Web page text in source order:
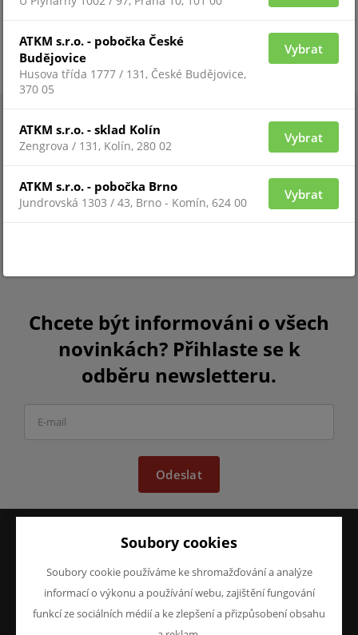
Chcete být informováni o všech
novinkách? Přihlaste se k
odběru newsletteru.
Odeslat
Obchodní podmínky
Reklamace
Prohlášení o ochraně
O nás
Kontakty
Soubory cookies
Soubory cookie používáme ke shromažďování a analýze
informací o výkonu a používání webu, zajištění fungování
funkcí ze sociálních médií a ke zlepšení a přizpůsobení obsahu
ATKM s.r.o. - pobočka České
Budějovice
Husova třída 1777 / 131, České Budějovice,
370 05
Vybrat
ATKM s.r.o. - sklad Kolín
Zengrova / 131, Kolín, 280 02
Vybrat
ATKM s.r.o. - pobočka Brno
Jundrovská 1303 / 43, Brno - Komín, 624 00
Vybrat